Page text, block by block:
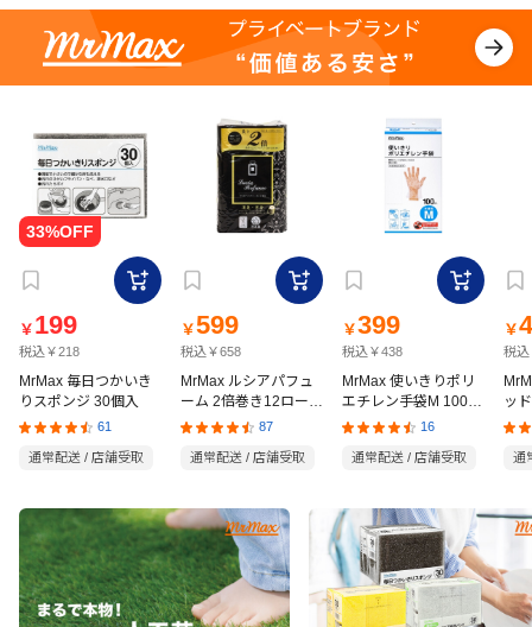
￥ 199
税込￥218
MrMax 毎日つかいき
りスポンジ 30個入
61
通常配送 / 店舗受取
￥599
税込￥658
MrMax ルシアパフュ
ーム 2倍巻き12ロール
ダブル
87
通常配送 / 店舗受取
￥399
税込￥438
MrMax 使いきりポリ
エチレン手袋M 100枚
入
16
通常配送 / 店舗受取
￥
税込
ッ
の
通